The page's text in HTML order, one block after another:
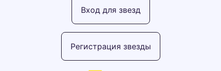
Регистрация звезды
Вход для звезд